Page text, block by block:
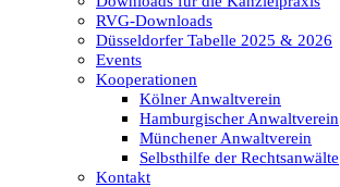
RVG-Downloads
Düsseldorfer Tabelle 2025 & 2026
Events
Kooperationen
Kölner Anwaltverein
Hamburgischer Anwaltverein
Münchener Anwaltverein
Selbsthilfe der Rechtsanwälte
Kontakt